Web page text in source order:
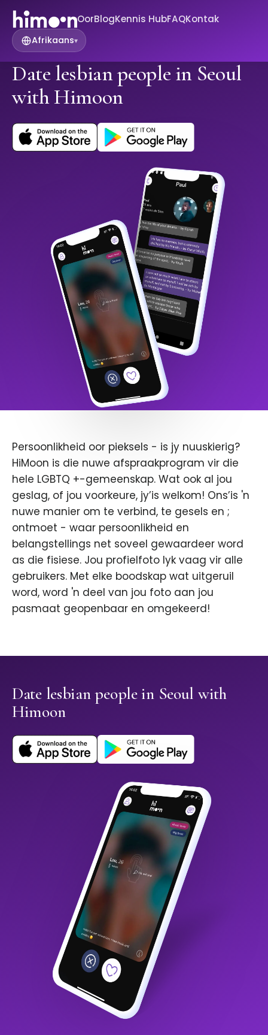
OorBlogKennis HubFAQKontak
Afrikaans▾
Date lesbian people in Seoul
with Himoon
Persoonlikheid oor pieksels - is jy nuuskierig?
HiMoon is die nuwe afspraakprogram vir die
hele LGBTQ +-gemeenskap. Wat ook al jou
geslag, of jou voorkeure, jy’is welkom! Ons’is 'n
nuwe manier om te verbind, te gesels en ;
ontmoet - waar persoonlikheid en
belangstellings net soveel gewaardeer word
as die fisiese. Jou profielfoto lyk vaag vir alle
gebruikers. Met elke boodskap wat uitgeruil
word, word 'n deel van jou foto aan jou
pasmaat geopenbaar en omgekeerd!
Date lesbian people in Seoul with
Himoon